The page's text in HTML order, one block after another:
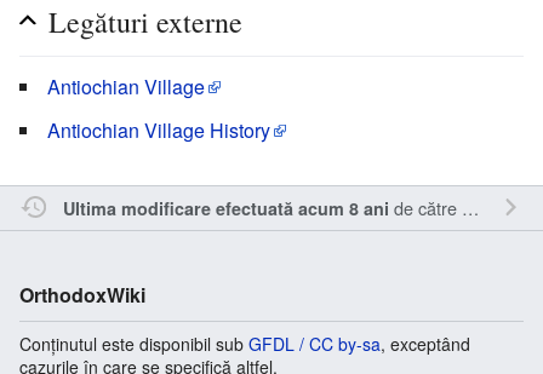
Legături externe
Antiochian Village
Antiochian Village History
Ultima modificare efectuată acum 8 ani de către Cristianm
OrthodoxWiki
Conținutul este disponibil sub GFDL / CC by-sa, exceptând
cazurile în care se specifică altfel.